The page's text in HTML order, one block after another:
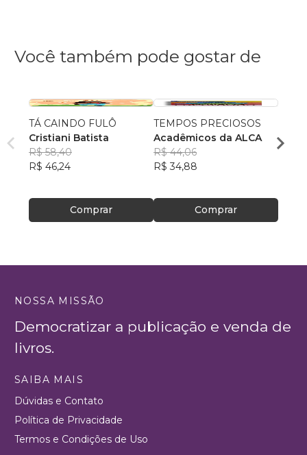
Você também pode gostar de
TÁ CAINDO FULÔ
Cristiani Batista
R$ 58,40
R$ 46,24
Comprar
TEMPOS PRECIOSOS
Acadêmicos da ALCA
R$ 44,06
R$ 34,88
Comprar
Katia
NOSSA MISSÃO
Democratizar a publicação e venda de
livros.
SAIBA MAIS
Dúvidas e Contato
Política de Privacidade
Termos e Condições de Uso